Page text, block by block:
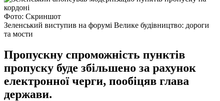
Фото: Скриншот
Зеленський виступив на форумі Велике будівництво: дороги
та мости
Пропускну спроможність пунктів
пропуску буде збільшено за рахунок
електронної черги, пообіцяв глава
держави.